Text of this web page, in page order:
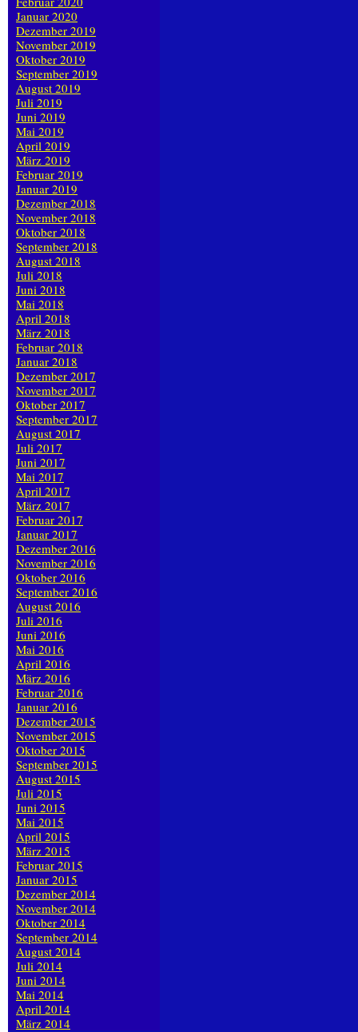
Januar 2020
Dezember 2019
November 2019
Oktober 2019
September 2019
August 2019
Juli 2019
Juni 2019
Mai 2019
April 2019
März 2019
Februar 2019
Januar 2019
Dezember 2018
November 2018
Oktober 2018
September 2018
August 2018
Juli 2018
Juni 2018
Mai 2018
April 2018
März 2018
Februar 2018
Januar 2018
Dezember 2017
November 2017
Oktober 2017
September 2017
August 2017
Juli 2017
Juni 2017
Mai 2017
April 2017
März 2017
Februar 2017
Januar 2017
Dezember 2016
November 2016
Oktober 2016
September 2016
August 2016
Juli 2016
Juni 2016
Mai 2016
April 2016
März 2016
Februar 2016
Januar 2016
Dezember 2015
November 2015
Oktober 2015
September 2015
August 2015
Juli 2015
Juni 2015
Mai 2015
April 2015
März 2015
Februar 2015
Januar 2015
Dezember 2014
November 2014
Oktober 2014
September 2014
August 2014
Juli 2014
Juni 2014
Mai 2014
April 2014
März 2014